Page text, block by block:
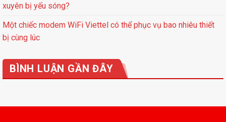
xuyên bị yếu sóng?
Một chiếc modem WiFi Viettel có thể phục vụ bao nhiêu thiết
bị cùng lúc
BÌNH LUẬN GẦN ĐÂY